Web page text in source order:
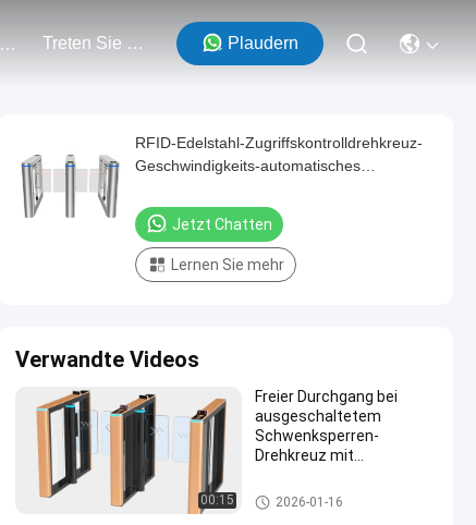
Veranstaltungen Treten Sie Mit Uns In Verbindung Plaudern
RFID-Edelstahl-Zugriffskontrolldrehkreuz-
Geschwindigkeits-automatisches
Jetzt Chatten
Lernen Sie mehr
Verwandte Videos
00:15
Freier Durchgang bei
ausgeschaltetem
Schwenksperren-
Drehkreuz mit
Schwingen-Sperren-Drehkreuz
2026-01-16